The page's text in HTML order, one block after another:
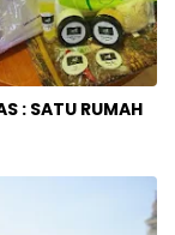
: SATU RUMAH